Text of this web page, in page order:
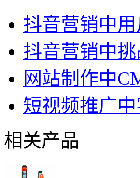
抖音营销中
抖音营销中
网站制作中
短视频推广
相关产品